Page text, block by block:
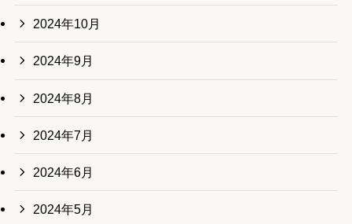
2024年10月
2024年9月
2024年8月
2024年7月
2024年6月
2024年5月